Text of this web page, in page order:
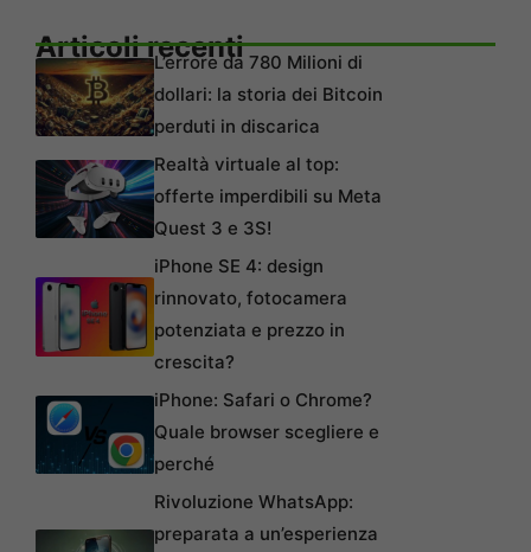
Articoli recentiL’errore da 780 Milioni di
dollari: la storia dei Bitcoin
perduti in discarica
Realtà virtuale al top:
offerte imperdibili su Meta
Quest 3 e 3S!
iPhone SE 4: design
rinnovato, fotocamera
potenziata e prezzo in
crescita?
iPhone: Safari o Chrome?
Quale browser scegliere e
perché
Rivoluzione WhatsApp:
preparata a un’esperienza